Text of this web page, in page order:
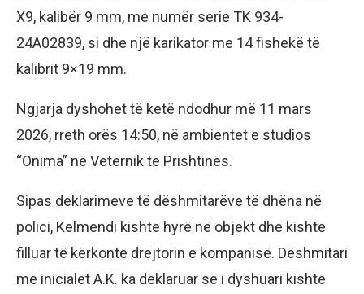
X9, kalibër 9 mm, me numër serie TK 934-
24A02839, si dhe një karikator me 14 fishekë të
kalibrit 9×19 mm.
Ngjarja dyshohet të ketë ndodhur më 11 mars
2026, rreth orës 14:50, në ambientet e studios
“Onima” në Veternik të Prishtinës.
Sipas deklarimeve të dëshmitarëve të dhëna në
polici, Kelmendi kishte hyrë në objekt dhe kishte
filluar të kërkonte drejtorin e kompanisë. Dëshmitari
me inicialet A.K. ka deklaruar se i dyshuari kishte